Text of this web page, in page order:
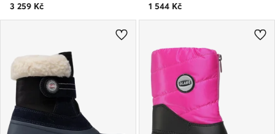
3 259 Kč
1 544 Kč